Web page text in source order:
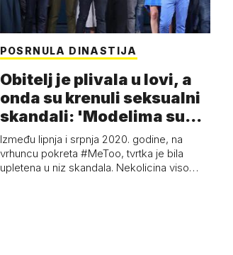
POSRNULA DINASTIJA
Obitelj je plivala u lovi, a
onda su krenuli seksualni
skandali: 'Modelima su
s…
Između lipnja i srpnja 2020. godine, na
vrhuncu pokreta #MeToo, tvrtka je bila
upletena u niz skandala. Nekolicina viso…